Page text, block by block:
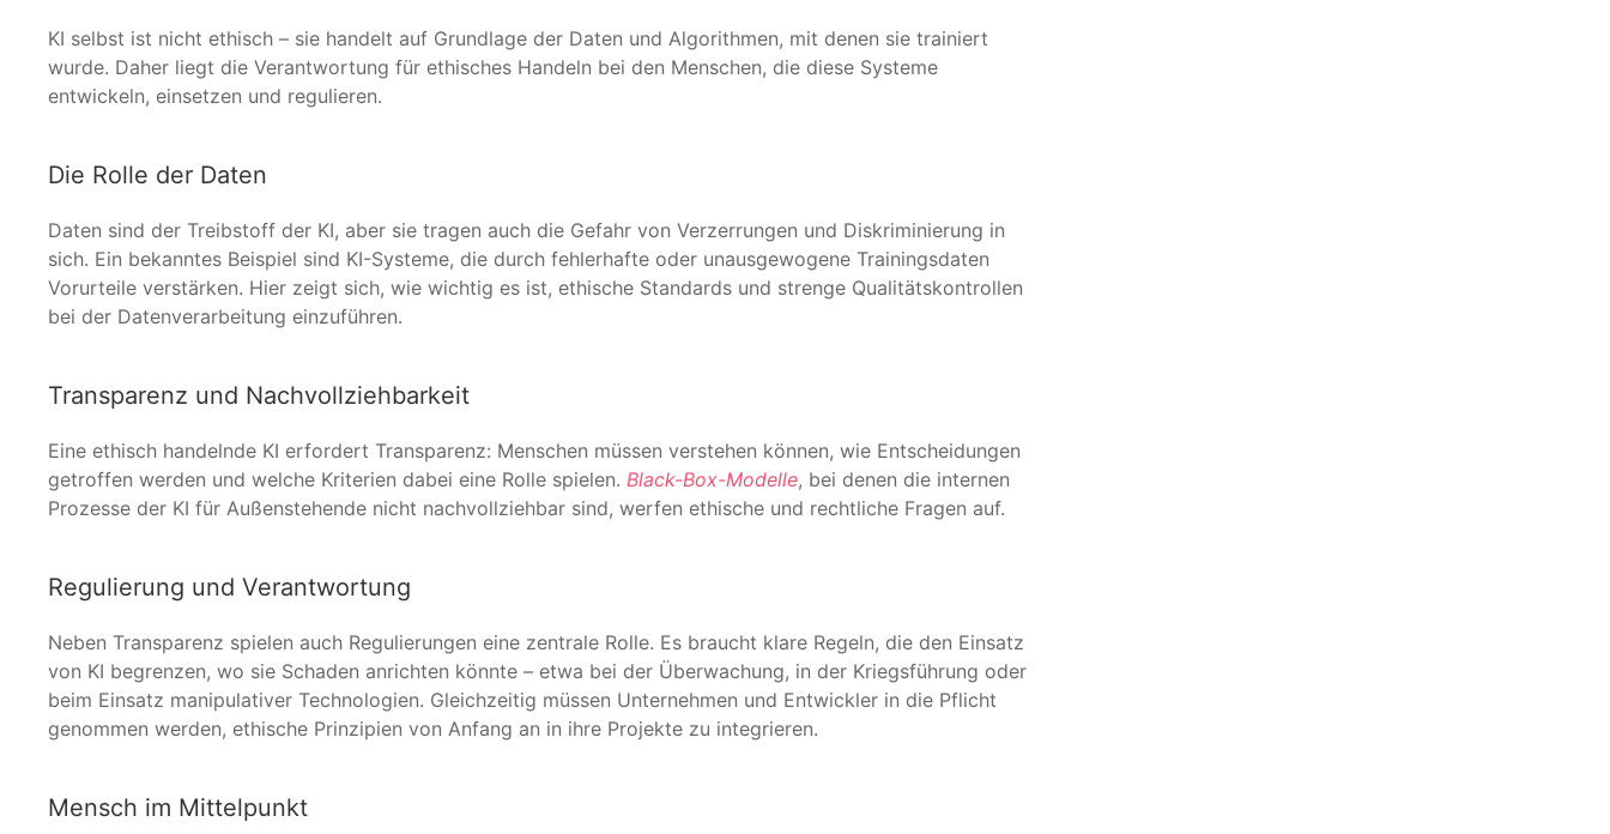
KI selbst ist nicht ethisch – sie handelt auf Grundlage der Daten und Algorithmen, mit denen sie trainiert
wurde. Daher liegt die Verantwortung für ethisches Handeln bei den Menschen, die diese Systeme
entwickeln, einsetzen und regulieren.
Die Rolle der Daten
Daten sind der Treibstoff der KI, aber sie tragen auch die Gefahr von Verzerrungen und Diskriminierung in
sich. Ein bekanntes Beispiel sind KI-Systeme, die durch fehlerhafte oder unausgewogene Trainingsdaten
Vorurteile verstärken. Hier zeigt sich, wie wichtig es ist, ethische Standards und strenge Qualitätskontrollen
bei der Datenverarbeitung einzuführen.
Transparenz und Nachvollziehbarkeit
Eine ethisch handelnde KI erfordert Transparenz: Menschen müssen verstehen können, wie Entscheidungen
getroffen werden und welche Kriterien dabei eine Rolle spielen. Black-Box-Modelle, bei denen die internen
Prozesse der KI für Außenstehende nicht nachvollziehbar sind, werfen ethische und rechtliche Fragen auf.
Regulierung und Verantwortung
Neben Transparenz spielen auch Regulierungen eine zentrale Rolle. Es braucht klare Regeln, die den Einsatz
von KI begrenzen, wo sie Schaden anrichten könnte – etwa bei der Überwachung, in der Kriegsführung oder
beim Einsatz manipulativer Technologien. Gleichzeitig müssen Unternehmen und Entwickler in die Pflicht
genommen werden, ethische Prinzipien von Anfang an in ihre Projekte zu integrieren.
Mensch im Mittelpunkt